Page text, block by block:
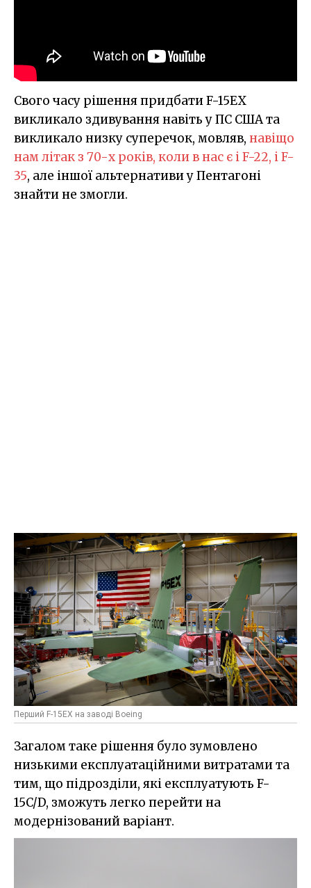
Свого часу рішення придбати F-15EX
викликало здивування навіть у ПС США та
викликало низку суперечок, мовляв, навіщо
нам літак з 70-х років, коли в нас є і F-22, і F-
35, але іншої альтернативи у Пентагоні
знайти не змогли.
Перший F-15EX на заводі Boeing
Загалом таке рішення було зумовлено
низькими експлуатаційними витратами та
тим, що підрозділи, які експлуатують F-
15C/D, зможуть легко перейти на
модернізований варіант.